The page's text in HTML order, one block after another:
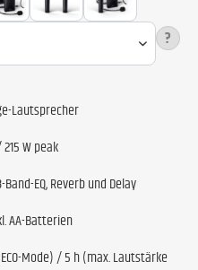
?
Lautsprecher
215 W peak
EQ, Reverb und Delay
AA-Batterien
Mode) / 5 h (max. Lautstärke